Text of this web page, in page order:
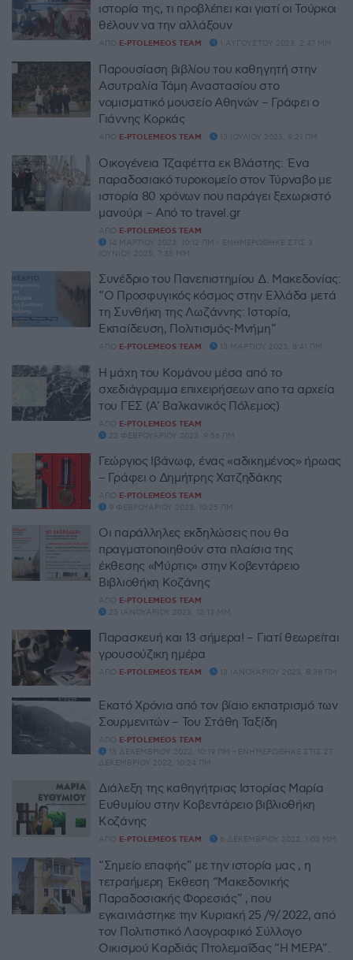
ιστορία της, τι προβλέπει και γιατί οι Τούρκοι
θέλουν να την αλλάξουν
ΑΠΌ E-PTOLEMEOS TEAM 1 ΑΥΓΟΎΣΤΟΥ 2023, 2:47 ΜΜ
Παρουσίαση βιβλίου του καθηγητή στην
Ασυτραλία Τάμη Αναστασίου στο
νομισματικό μουσείο Αθηνών – Γράφει ο
Γιάννης Κορκάς
ΑΠΌ E-PTOLEMEOS TEAM 13 ΙΟΥΛΊΟΥ 2023, 9:21 ΠΜ
Οικογένεια Τζαφέττα εκ Βλάστης: Ένα
παραδοσιακό τυροκομείο στον Τύρναβο με
ιστορία 80 χρόνων που παράγει ξεχωριστό
μανούρι – Από το travel.gr
ΑΠΌ E-PTOLEMEOS TEAM
14 ΜΑΡΤΊΟΥ 2023, 10:12 ΠΜ - ΕΝΗΜΕΡΏΘΗΚΕ ΣΤΙΣ 3
ΙΟΥΝΊΟΥ 2025, 7:35 ΜΜ
Συνέδριο του Πανεπιστημίου Δ. Μακεδονίας:
“Ο Προσφυγικός κόσμος στην Ελλάδα μετά
τη Συνθήκη της Λωζάννης: Ιστορία,
Εκπαίδευση, Πολιτισμός-Μνήμη”
ΑΠΌ E-PTOLEMEOS TEAM 13 ΜΑΡΤΊΟΥ 2023, 8:41 ΠΜ
Η μάχη του Κομάνου μέσα από το
σχεδιάγραμμα επιχειρήσεων απο τα αρχεία
του ΓΕΣ (Α’ Βαλκανικός Πόλεμος)
ΑΠΌ E-PTOLEMEOS TEAM
22 ΦΕΒΡΟΥΑΡΊΟΥ 2023, 9:56 ΠΜ
Γεώργιος Ιβάνωφ, ένας «αδικημένος» ήρωας
– Γράφει ο Δημήτρης Χατζηδάκης
ΑΠΌ E-PTOLEMEOS TEAM
9 ΦΕΒΡΟΥΑΡΊΟΥ 2023, 10:25 ΠΜ
Οι παράλληλες εκδηλώσεις που θα
πραγματοποιηθούν στα πλαίσια της
έκθεσης «Μύρτις» στην Κοβεντάρειο
Βιβλιοθήκη Κοζάνης
ΑΠΌ E-PTOLEMEOS TEAM
25 ΙΑΝΟΥΑΡΊΟΥ 2023, 12:13 ΜΜ
Παρασκευή και 13 σήμερα! – Γιατί θεωρείται
γρουσούζικη ημέρα
ΑΠΌ E-PTOLEMEOS TEAM 13 ΙΑΝΟΥΑΡΊΟΥ 2023, 8:38 ΠΜ
Εκατό Χρόνια από τον βίαιο εκπατρισμό των
Σουρμενιτών – Του Στάθη Ταξίδη
ΑΠΌ E-PTOLEMEOS TEAM
13 ΔΕΚΕΜΒΡΊΟΥ 2022, 10:19 ΠΜ - ΕΝΗΜΕΡΏΘΗΚΕ ΣΤΙΣ 27
ΔΕΚΕΜΒΡΊΟΥ 2022, 10:24 ΠΜ
Διάλεξη της καθηγήτριας Ιστορίας Μαρία
Ευθυμίου στην Κοβεντάρειο βιβλιοθήκη
Κοζάνης
ΑΠΌ E-PTOLEMEOS TEAM 6 ΔΕΚΕΜΒΡΊΟΥ 2022, 1:03 ΜΜ
“Σημείο επαφής” με την ιστορία μας , η
τετραήμερη Έκθεση “Μακεδονικής
Παραδοσιακής Φορεσιάς” , που
εγκαινιάστηκε την Κυριακή 25 /9/ 2022, από
τον Πολιτιστικό Λαογραφικό Σύλλογο
Οικισμού Καρδιάς Πτολεμαΐδας “Η ΜΕΡΑ”.